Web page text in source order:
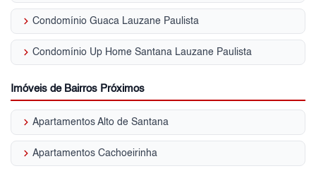
keyboard_arrow_right Condomínio Guaca Lauzane Paulista
keyboard_arrow_right Condomínio Up Home Santana Lauzane Paulista
Imóveis de Bairros Próximos
keyboard_arrow_right Apartamentos Alto de Santana
keyboard_arrow_right Apartamentos Cachoeirinha